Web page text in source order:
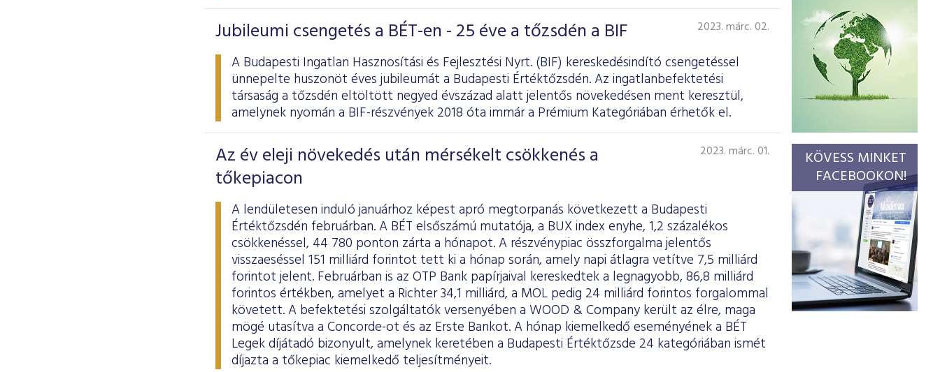
Jubileumi csengetés a BÉT-en - 25 éve a tőzsdén a BIF 2023. márc. 02.
A Budapesti Ingatlan Hasznosítási és Fejlesztési Nyrt. (BIF) kereskedésindító csengetéssel
ünnepelte huszonöt éves jubileumát a Budapesti Értéktőzsdén. Az ingatlanbefektetési
társaság a tőzsdén eltöltött negyed évszázad alatt jelentős növekedésen ment keresztül,
amelynek nyomán a BIF-részvények 2018 óta immár a Prémium Kategóriában érhetők el.
Az év eleji növekedés után mérsékelt csökkenés a
tőkepiacon
2023. márc. 01.
A lendületesen induló januárhoz képest apró megtorpanás következett a Budapesti
Értéktőzsdén februárban. A BÉT elsőszámú mutatója, a BUX index enyhe, 1,2 százalékos
csökkenéssel, 44 780 ponton zárta a hónapot. A részvénypiac összforgalma jelentős
visszaeséssel 151 milliárd forintot tett ki a hónap során, amely napi átlagra vetítve 7,5 milliárd
forintot jelent. Februárban is az OTP Bank papírjaival kereskedtek a legnagyobb, 86,8 milliárd
forintos értékben, amelyet a Richter 34,1 milliárd, a MOL pedig 24 milliárd forintos forgalommal
követett. A befektetési szolgáltatók versenyében a WOOD & Company került az élre, maga
mögé utasítva a Concorde-ot és az Erste Bankot. A hónap kiemelkedő eseményének a BÉT
Legek díjátadó bizonyult, amelynek keretében a Budapesti Értéktőzsde 24 kategóriában ismét
díjazta a tőkepiac kiemelkedő teljesítményeit.
KÖVESS MINKET
FACEBOOKON!